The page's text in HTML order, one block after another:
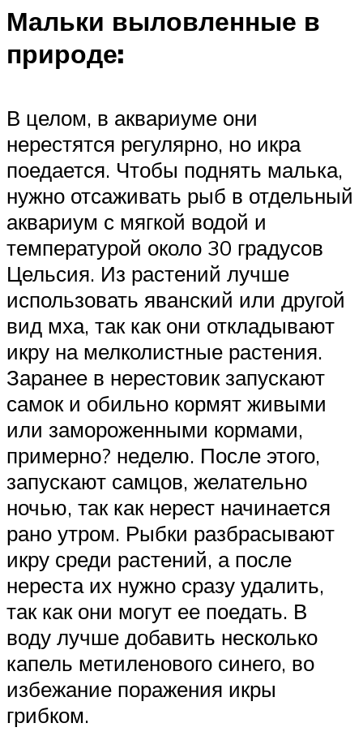
Мальки выловленные в
природе:
В целом, в аквариуме они
нерестятся регулярно, но икра
поедается. Чтобы поднять малька,
нужно отсаживать рыб в отдельный
аквариум с мягкой водой и
температурой около 30 градусов
Цельсия. Из растений лучше
использовать яванский или другой
вид мха, так как они откладывают
икру на мелколистные растения.
Заранее в нерестовик запускают
самок и обильно кормят живыми
или замороженными кормами,
примерно? неделю. После этого,
запускают самцов, желательно
ночью, так как нерест начинается
рано утром. Рыбки разбрасывают
икру среди растений, а после
нереста их нужно сразу удалить,
так как они могут ее поедать. В
воду лучше добавить несколько
капель метиленового синего, во
избежание поражения икры
грибком.